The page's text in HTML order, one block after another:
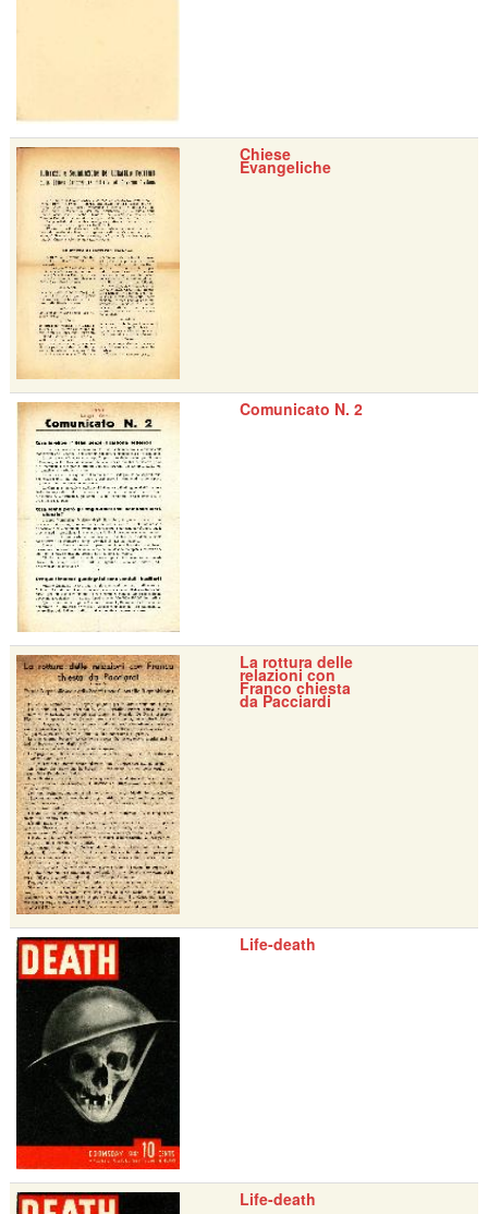
Chiese
Evangeliche
Comunicato N. 2
La rottura delle
relazioni con
Franco chiesta
da Pacciardi
Life-death
Life-death